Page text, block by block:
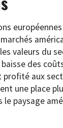
valeurs du
des
aux
une place
le paysage